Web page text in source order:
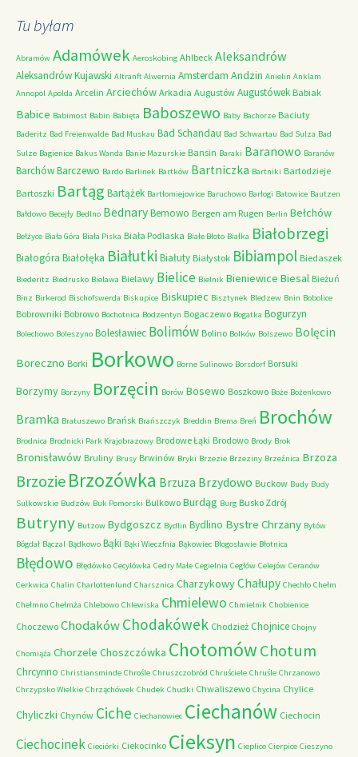
Tu byłam
Abramów Adamówek Aeroskobing Ahlbeck Aleksandrów
Aleksandrów Kujawski Altranft Alwernia Amsterdam Andzin Anielin Anklam
Annopol Apolda Arcelin Arciechów Arkadia Augustów Augustówek Babiak
Babice Babimost Babin Babięta Baboszewo Baby Bachorze Baciuty
Baderitz Bad Freienwalde Bad Muskau Bad Schandau Bad Schwartau Bad Sulza Bad
Sulze Bagienice Bakus Wanda Banie Mazurskie Bansin Baraki Baranowo Baranów
BarchówBarczewo Bardo Barlinek Bartków Bartniczka Bartniki Bartodzieje
Bartoszki Bartąg Bartążek Bartłomiejowice Baruchowo Barłogi Batowice Bautzen
Bałdowo Becejły Bedlno BednaryBemowo Bergen am Rugen Berlin Bełchów
Bełżyce Biała Góra Biała Piska Biała Podlaska Białe Błoto Białka Białobrzegi
Białogóra Białołęka Białutki Białuty Białystok Bibiampol Biedaszek
Biederitz Biedrusko Bielawa Bielawy Bielice Bielnik Bieniewice Biesal Bieżuń
Binz Birkerod Bischofswerda Biskupice Biskupiec Bisztynek Bledzew Bnin Bobolice
Bobrowniki Bobrowo Bochotnica Bodzentyn Bogaczewo Bogatka Bogurzyn
Bolechowo Boleszyno Bolesławiec Bolimów Bolino Bolków Bolszewo Bolęcin
Boreczno Borki Borkowo Borne Sulinowo Borsdorf Borsuki
Borzymy Borzyny Borzęcin Borów Bosewo Boszkowo Boże Bożenkowo
Bramka Bratuszewo Brańsk Brańszczyk Breddin Brema Breń Brochów
Brodnica Brodnicki Park Krajobrazowy Brodowe Łąki Brodowo Brody Brok
Bronisławów Bruliny Brusy Brwinów Bryki Brzezie Brzeziny Brzeźnica Brzoza
Brzozie Brzozówka Brzuza Brzydowo Buckow Budy Budy
Sulkowskie Budzów Buk Pomorski Bulkowo Burdąg Burg Busko Zdrój
Butryny Butzow Bydgoszcz Bydlin Bydlino Bystre Chrzany Bytów
Bógdał Bączal Bądkowo Bąki Bąki Wieczfnia Bąkowiec Błogosławie Błotnica
Błędowo Błędówko Cecylówka Cedry Małe Cegielnia Cegłów Celejów Ceranów
Cerkwica Chalin Charlottenlund Charsznica CharzykowyChałupy Chechło Chełm
Chełmno Chełmża Chlebowo Chlewiska Chmielewo Chmielnik Chobienice
Choczewo ChodakówChodakówek Chodzież Chojnice Chojny
Chomiąża Chorzele Choszczówka ChotomówChotum
Chrcynno Christiansminde Chrośle Chruszczobród Chruściele Chruśle Chrzanowo
Chrzypsko Wielkie Chrząchówek Chudek Chudki Chwaliszewo Chycina Chylice
Chyliczki Chynów Ciche Ciechanowiec Ciechanów Ciechocin
Ciechocinek Cieciórki Ciekocinko Cieksyn Cieplice Cierpice Cieszyno